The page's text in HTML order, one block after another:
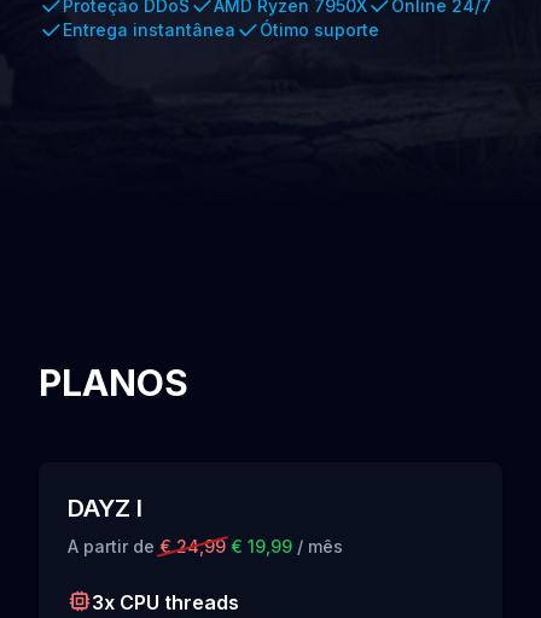
Proteção DDoS AMD Ryzen 7950X
Online 24/7
Entrega instantânea
Ótimo suporte
PLANOS
DAYZ I
A partir de € 24,99 € 19,99 / mês
3x CPU threads